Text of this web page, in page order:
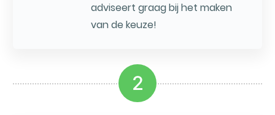
adviseert graag bij het maken
van de keuze!
2